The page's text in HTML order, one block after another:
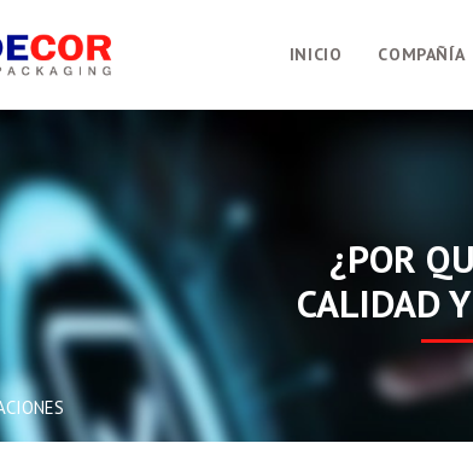
INICIO COMPAÑÍA
¿POR
CALIDAD